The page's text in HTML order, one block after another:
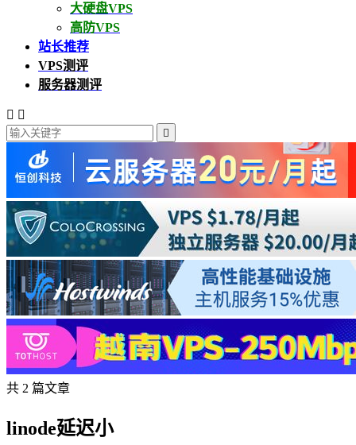
大硬盘VPS
高防VPS
站长推荐
VPS测评
服务器测评
 

共 2 篇文章
linode延迟小